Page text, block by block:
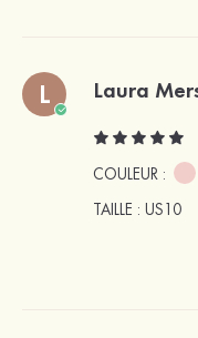
L Laura
COULEUR :
TAILLE : US10